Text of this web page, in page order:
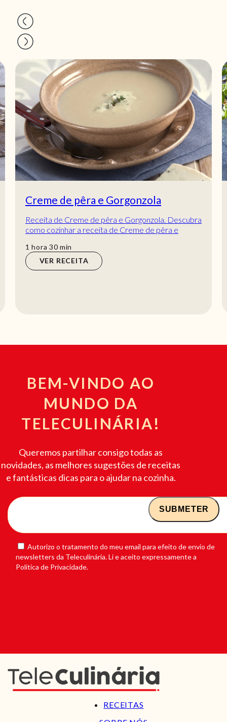
Creme de pêra e Gorgonzola
Receita de Creme de pêra e Gorgonzola. Descubra
como cozinhar a receita de Creme de pêra e
1 hora
hora 30min
min
VER RECEITA
BEM-VINDO AO
MUNDO DA
TELECULINÁRIA!
Queremos partilhar consigo todas as
novidades, as melhores sugestões de receitas
e fantásticas dicas para o ajudar na cozinha.
Autorizo o tratamento do meu email para efeito de envio de
newsletters da Teleculinária. Li e aceito expressamente a
Política de Privacidade.
RECEITAS